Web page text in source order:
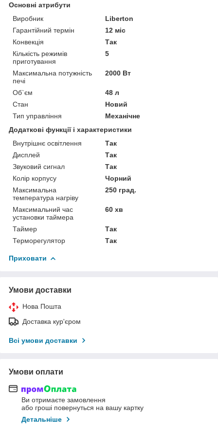
Основні атрибути
Виробник
Liberton
Гарантійний термін
12 міс
Конвекція
Так
Кількість режимів
приготування
5
Максимальна потужність
печі
2000 Вт
Об`єм
48 л
Стан
Новий
Тип управління
Механічне
Додаткові функції і характеристики
Внутрішнє освітлення
Так
Дисплей
Так
Звуковий сигнал
Так
Колір корпусу
Чорний
Максимальна
температура нагріву
250 град.
Максимальний час
установки таймера
60 хв
Таймер
Так
Терморегулятор
Так
Приховати
Умови доставки
Нова Пошта
Доставка кур'єром
Всі умови доставки
Умови оплати
Ви отримаєте замовлення
або гроші повернуться на вашу картку
Детальніше